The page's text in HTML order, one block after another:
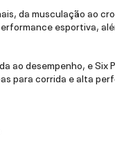
da musculação ao
esportiva,
ao desempenho, e
para corrida e alta